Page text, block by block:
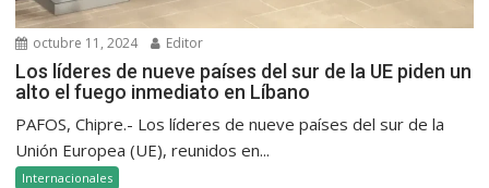
octubre 11, 2024 Editor
Los líderes de nueve países del sur de la UE piden un
alto el fuego inmediato en Líbano
PAFOS, Chipre.- Los líderes de nueve países del sur de la
Unión Europea (UE), reunidos en...
Internacionales